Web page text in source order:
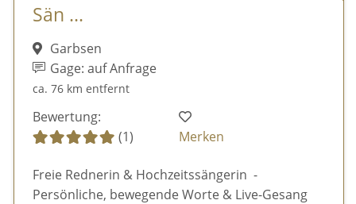
Sän ...
Garbsen
Gage: auf Anfrage
ca. 76 km entfernt
Bewertung:
(1)
Merken
Freie Rednerin & Hochzeitssängerin -
Persönliche, bewegende Worte & Live-Gesang